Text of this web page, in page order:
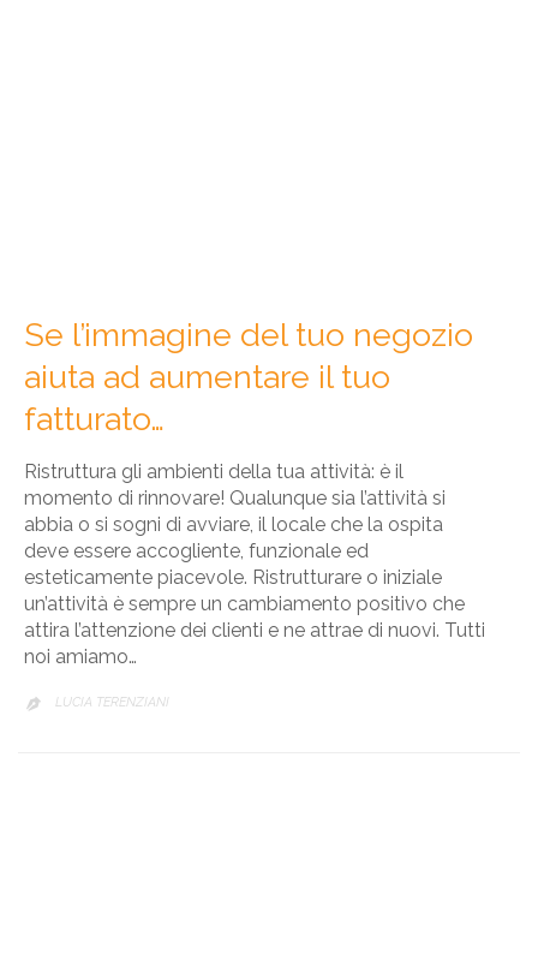
Se l’immagine del tuo negozio
aiuta ad aumentare il tuo
fatturato…
Ristruttura gli ambienti della tua attività: è il
momento di rinnovare! Qualunque sia l’attività si
abbia o si sogni di avviare, il locale che la ospita
deve essere accogliente, funzionale ed
esteticamente piacevole. Ristrutturare o iniziale
un’attività è sempre un cambiamento positivo che
attira l’attenzione dei clienti e ne attrae di nuovi. Tutti
noi amiamo…
 LUCIA TERENZIANI